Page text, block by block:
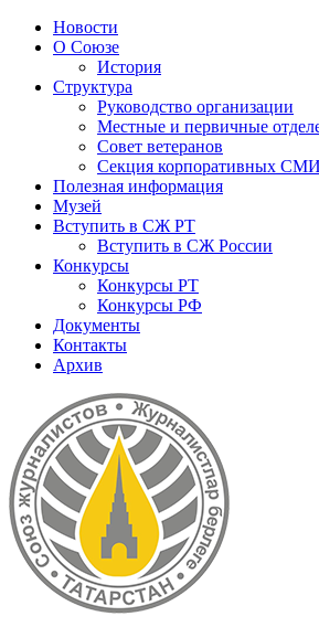
Новости
О Союзе
История
Структура
Руководство организации
Местные и первичные
Совет ветеранов
Секция корпоративных
Полезная информация
Музей
Вступить в СЖ РТ
Вступить в СЖ России
Конкурсы
Конкурсы РТ
Конкурсы РФ
Документы
Контакты
Архив